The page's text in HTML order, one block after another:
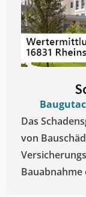
Das
von